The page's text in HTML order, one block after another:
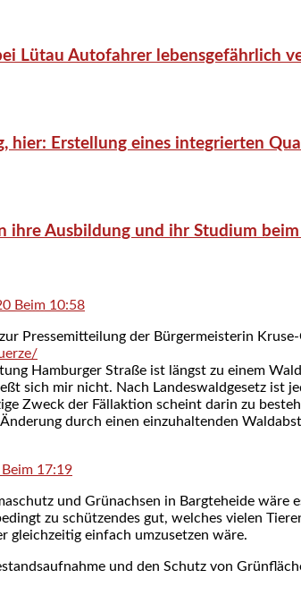
Lütau Autofahrer lebensgefährlich
hier: Erstellung eines integrierten
ihre Ausbildung und ihr Studium
Beim 10:58
Pressemitteilung der Bürgermeisterin
Hamburger Straße ist längst zu einem
sich mir nicht. Nach Landeswaldgesetz ist
Zweck der Fällaktion scheint darin zu
durch einen einzuhaltenden
17:19
und Grünachsen in Bargteheide wäre
zu schützendes gut, welches vielen
gleichzeitig einfach umzusetzen wäre.
und den Schutz von